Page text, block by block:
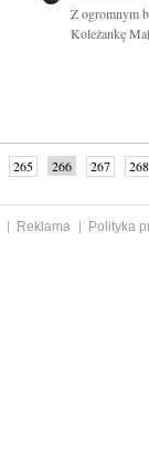
Z ogromnym
Koleżankę
265 266 267
268
Reklama
Polityka